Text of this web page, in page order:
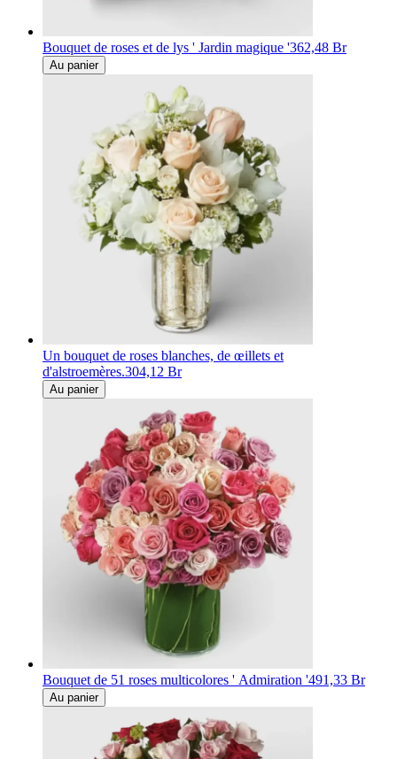
Bouquet de roses et de lys ' Jardin magique '362,48 Br
Au panier
Un bouquet de roses blanches, de œillets et
d'alstroemères.304,12 Br
Au panier
Bouquet de 51 roses multicolores ' Admiration '491,33 Br
Au panier